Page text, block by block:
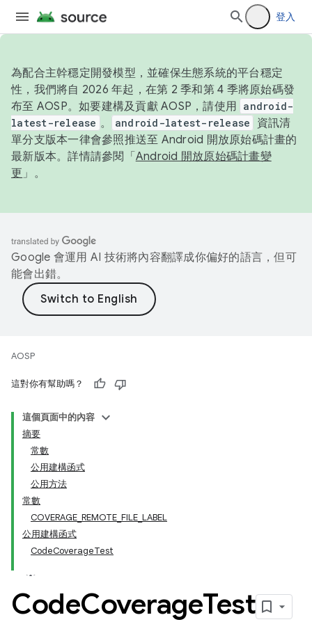
登入
為配合主幹穩定開發模型，並確保生態系統的平台穩定
性，我們將自 2026 年起，在第 2 季和第 4 季將原始碼發
布至 AOSP。如要建構及貢獻 AOSP，請使用 android-
latest-release 。 android-latest-release
資訊清
單分支版本一律會參照推送至 Android 開放原始碼計畫的
最新版本。詳情請參閱「 Android 開放原始碼計畫變
更 」。
Google 會運用 AI 技術將內容翻譯成你偏好的語言，但可
能會出錯。
AOSP
這對你有幫助嗎？
這個頁面中的內容
摘要
常數
公用建構函式
公用方法
常數
COVERAGE_REMOTE_FILE_LABEL
公用建構函式
CodeCoverageTest
CodeCoverageTest